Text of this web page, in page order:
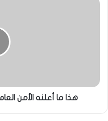
هذا ما أعلنه الأمن